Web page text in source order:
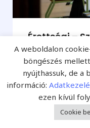
Érettségi –
jelentkezni
2022. szeptember
MTI) –
október-
érettségizők...
A weboldalon
böngészés
nyújthassuk, de a
információ:
ezen kívül
Cookie